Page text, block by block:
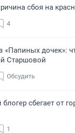
сбоя на
4
«Папиных дочек»:
Старшовой
Обсудить
блогер сбегает от
1